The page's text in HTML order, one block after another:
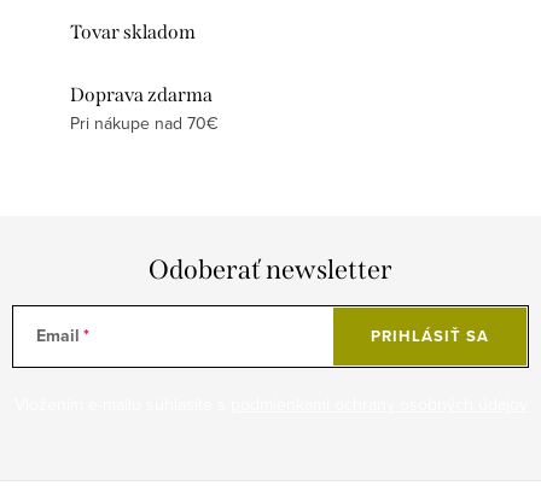
Tovar skladom
Doprava zdarma
Pri nákupe nad 70€
Odoberať newsletter
Email PRIHLÁSIŤ SA